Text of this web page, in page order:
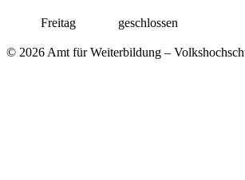
Freitag geschlossen
© 2026 Amt für Weiterbildung –